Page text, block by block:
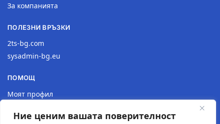
Ние ценим вашата поверителност
За компанията
ПОЛЕЗНИ ВРЪЗКИ
2ts-bg.com
sysadmin-bg.eu
ПОМОЩ
Моят профил
Връщане на продукт